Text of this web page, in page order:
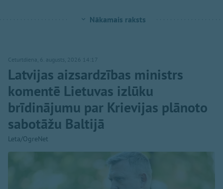
Nākamais raksts
Ceturtdiena, 6. augusts, 2026 14:17
Latvijas aizsardzības ministrs
komentē Lietuvas izlūku
brīdinājumu par Krievijas plānoto
sabotāžu Baltijā
Leta/OgreNet